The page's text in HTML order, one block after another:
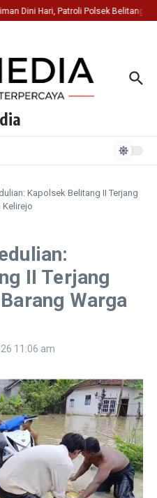
Dini Hari, Patroli Polsek Belitang II
Kapolsek Belitang II Terjang
Kelirejo
II Terjang
Warga
11:06 am